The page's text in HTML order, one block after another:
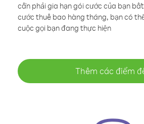
cần phải gia hạn gói cước của bạn
cước thuê bao hàng tháng, bạn có
cuộc gọi bạn đang thực hiện
Thêm các điểm